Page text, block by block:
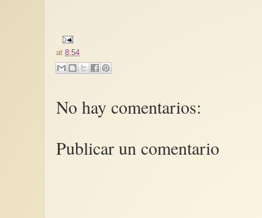
at 8:54
No hay comentarios:
Publicar un comentario